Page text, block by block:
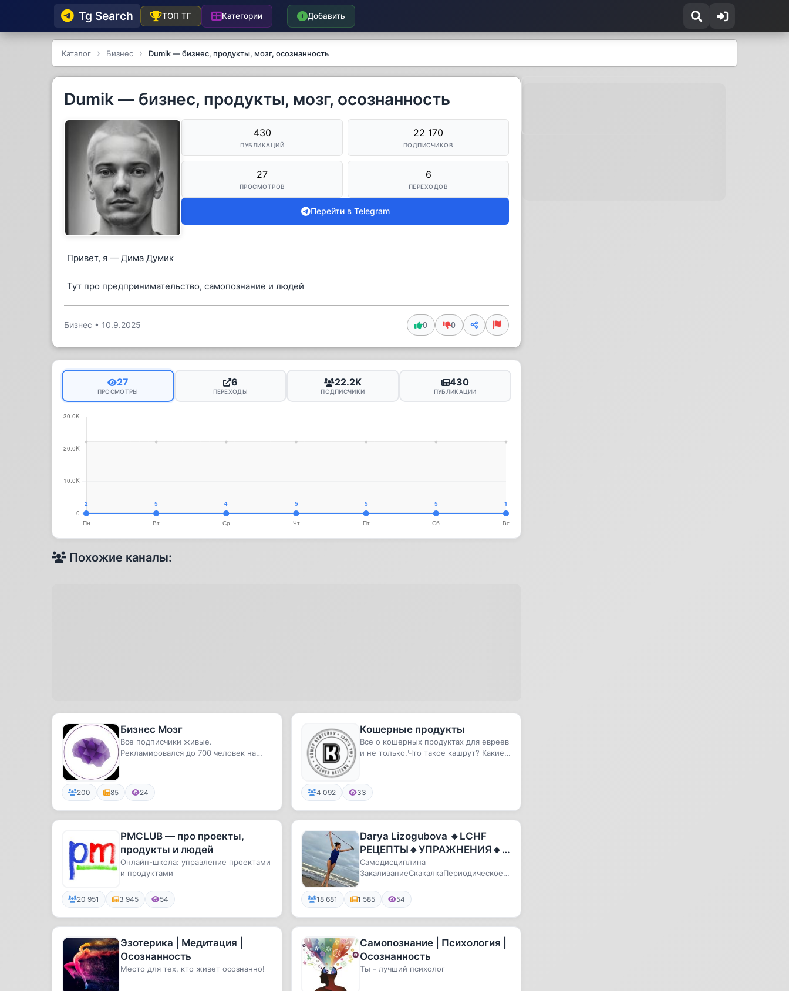
Tg Searсh ТОП ТГ Категории Добавить
Каталог Бизнес Dumik — бизнес, продукты, мозг, осознанность
Dumik — бизнес, продукты, мозг, осознанность
430
ПУБЛИКАЦИЙ
22 170
ПОДПИСЧИКОВ
27
ПРОСМОТРОВ
6
ПЕРЕХОДОВ
Перейти в Telegram
Привет, я — Дима Думик
Тут про предпринимательство, самопознание и людей
Бизнес • 10.9.2025 0 0
27
ПРОСМОТРЫ
6
ПЕРЕХОДЫ
22.2K
ПОДПИСЧИКИ
430
ПУБЛИКАЦИИ
Похожие каналы:
Бизнес Мозг
Все подписчики живые.
Рекламировался до 700 человек на
200 85 24
Кошерные продукты
Все о кошерных продуктах для евреев
и не только.Что такое кашрут? Какие
4 092 33
PMCLUB — про проекты,
продукты и людей
Онлайн-школа: управление проектами
и продуктами
20 951 3 945 54
Darya Lizogubova 🔸LCHF
РЕЦЕПТЫ🔸УПРАЖНЕНИЯ🔸П
РОДУКТЫ
Самодисциплина
ЗакаливаниеСкакалкаПериодическое
18 681 1 585 54
Эзотерика | Медитация |
Осознанность
Место для тех, кто живет осознанно!
Самопознание | Психология |
Осознанность
Ты - лучший психолог